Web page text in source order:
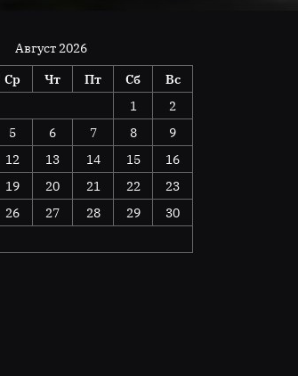
Август 2026
Ср Чт Пт Сб
Вс
1
2
5 6 7 8
9
12 13 14 15
16
19 20 21 22
23
26 27 28 29
30